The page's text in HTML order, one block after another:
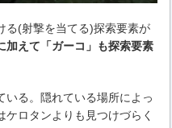
る(射撃を当てる)探索要素が
加えて「ガーコ」も探索要素
いる。隠れている場所によっ
ロタンよりも見つけづらく